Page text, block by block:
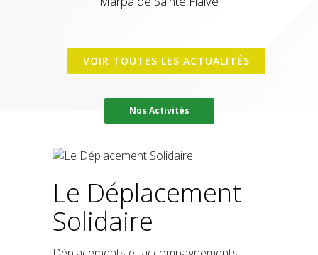
VOIR TOUTES LES ACTUALITÉS
Nos Activités
Le Déplacement
Solidaire